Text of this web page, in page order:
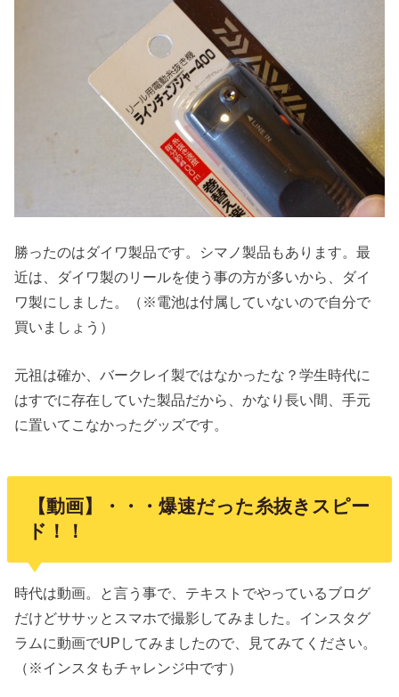
勝ったのはダイワ製品です。シマノ製品もあります。最
近は、ダイワ製のリールを使う事の方が多いから、ダイ
ワ製にしました。（※電池は付属していないので自分で
買いましょう）
元祖は確か、バークレイ製ではなかったな？学生時代に
はすでに存在していた製品だから、かなり長い間、手元
に置いてこなかったグッズです。
【動画】・・・爆速だった糸抜きスピー
ド！！
時代は動画。と言う事で、テキストでやっているブログ
だけどササッとスマホで撮影してみました。インスタグ
ラムに動画でUPしてみましたので、見てみてください。
（※インスタもチャレンジ中です）